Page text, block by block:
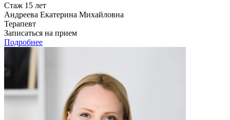
Стаж 15 лет
Андреева Екатерина Михайловна
Терапевт
Записаться на прием
Подробнее